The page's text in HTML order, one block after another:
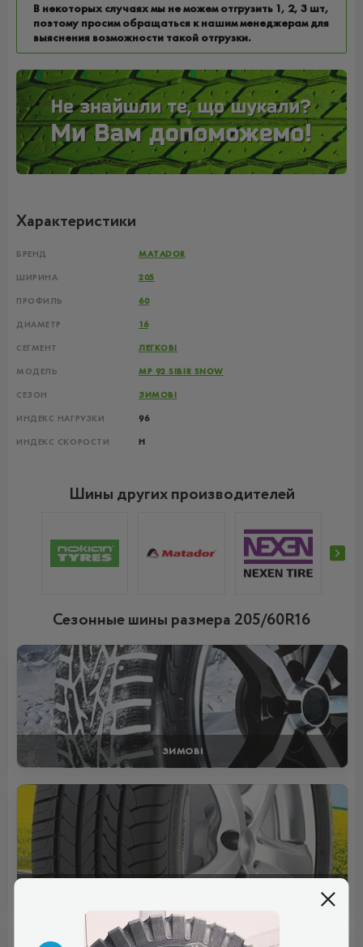
В некоторых случаях мы не можем отгрузить 1, 2, 3 шт,
поэтому просим обращаться к нашим менеджерам для
выяснения возможности такой отгрузки.
Характеристики
БРЕНД MATADOR
ШИРИНА 205
ПРОФИЛЬ 60
ДИАМЕТР 16
СЕГМЕНТ ЛЕГКОВІ
МОДЕЛЬ MP 92 SIBIR SNOW
СЕЗОН ЗИМОВІ
ИНДЕКС НАГРУЗКИ 96
ИНДЕКС СКОРОСТИ H
Шины других производителей
Сезонные шины размера 205/60R16
ЗИМОВІ